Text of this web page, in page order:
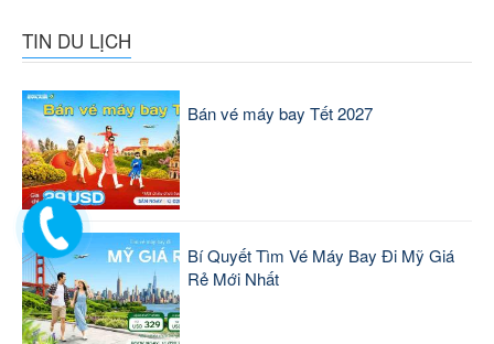
TIN DU LỊCH
Bán vé máy bay Tết 2027
Bí Quyết Tìm Vé Máy Bay Đi Mỹ Giá
Rẻ Mới Nhất